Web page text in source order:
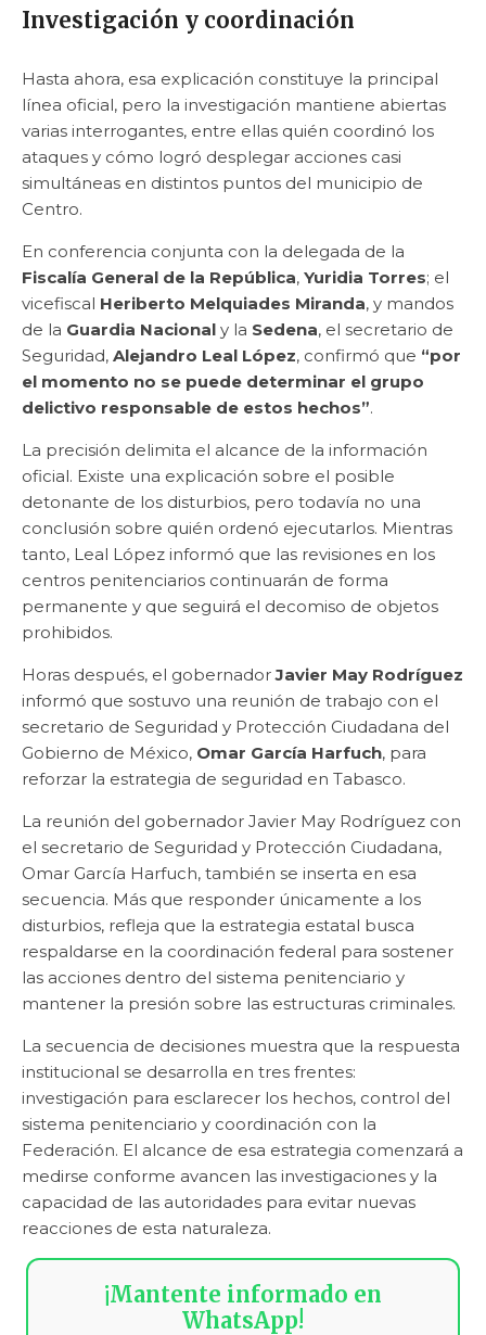
Investigación y coordinación
Hasta ahora, esa explicación constituye la principal
línea oficial, pero la investigación mantiene abiertas
varias interrogantes, entre ellas quién coordinó los
ataques y cómo logró desplegar acciones casi
simultáneas en distintos puntos del municipio de
Centro.
En conferencia conjunta con la delegada de la
Fiscalía General de la República, Yuridia Torres; el
vicefiscal Heriberto Melquiades Miranda, y mandos
de la Guardia Nacional y la Sedena, el secretario de
Seguridad, Alejandro Leal López, confirmó que “por
el momento no se puede determinar el grupo
delictivo responsable de estos hechos”.
La precisión delimita el alcance de la información
oficial. Existe una explicación sobre el posible
detonante de los disturbios, pero todavía no una
conclusión sobre quién ordenó ejecutarlos. Mientras
tanto, Leal López informó que las revisiones en los
centros penitenciarios continuarán de forma
permanente y que seguirá el decomiso de objetos
prohibidos.
Horas después, el gobernadorJavier May Rodríguez
informó que sostuvo una reunión de trabajo con el
secretario de Seguridad y Protección Ciudadana del
Gobierno de México, Omar García Harfuch, para
reforzar la estrategia de seguridad en Tabasco.
La reunión del gobernador Javier May Rodríguez con
el secretario de Seguridad y Protección Ciudadana,
Omar García Harfuch, también se inserta en esa
secuencia. Más que responder únicamente a los
disturbios, refleja que la estrategia estatal busca
respaldarse en la coordinación federal para sostener
las acciones dentro del sistema penitenciario y
mantener la presión sobre las estructuras criminales.
La secuencia de decisiones muestra que la respuesta
institucional se desarrolla en tres frentes:
investigación para esclarecer los hechos, control del
sistema penitenciario y coordinación con la
Federación. El alcance de esa estrategia comenzará a
medirse conforme avancen las investigaciones y la
capacidad de las autoridades para evitar nuevas
reacciones de esta naturaleza.
¡Mantente informado en
WhatsApp!